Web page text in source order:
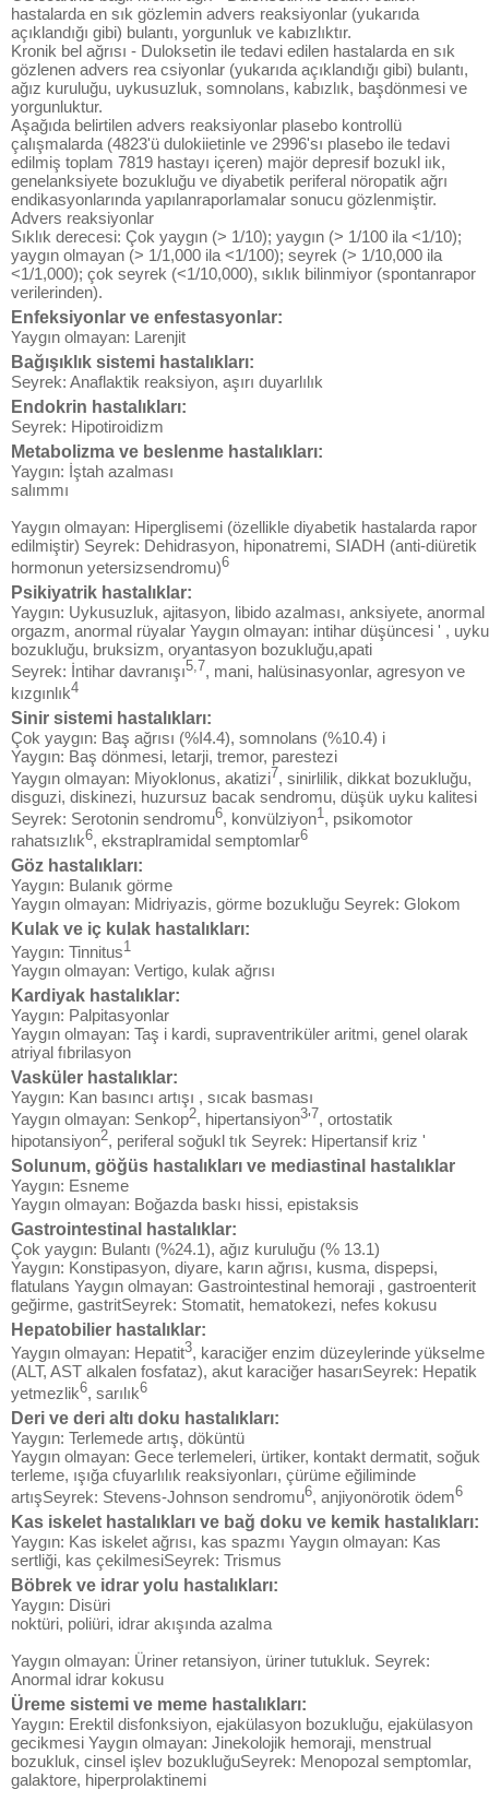
hastalarda en sık gözlemin advers reaksiyonlar (yukarıda
açıklandığı gibi) bulantı, yorgunluk ve kabızlıktır.
Kronik bel ağrısı - Duloksetin ile tedavi edilen hastalarda en sık
gözlenen advers rea csiyonlar (yukarıda açıklandığı gibi) bulantı,
ağız kuruluğu, uykusuzluk, somnolans, kabızlık, başdönmesi ve
yorgunluktur.
Aşağıda belirtilen advers reaksiyonlar plasebo kontrollü
çalışmalarda (4823'ü dulokiietinle ve 2996'sı plasebo ile tedavi
edilmiş toplam 7819 hastayı içeren) majör depresif bozukl iık,
genelanksiyete bozukluğu ve diyabetik periferal nöropatik ağrı
endikasyonlarında yapılanraporlamalar sonucu gözlenmiştir.
Advers reaksiyonlar
Sıklık derecesi: Çok yaygın (> 1/10); yaygın (> 1/100 ila <1/10);
yaygın olmayan (> 1/1,000 ila <1/100); seyrek (> 1/10,000 ila
<1/1,000); çok seyrek (<1/10,000), sıklık bilinmiyor (spontanrapor
verilerinden).
Enfeksiyonlar ve enfestasyonlar:
Yaygın olmayan: Larenjit
Bağışıklık sistemi hastalıkları:
Seyrek: Anaflaktik reaksiyon, aşırı duyarlılık
Endokrin hastalıkları:
Seyrek: Hipotiroidizm
Metabolizma ve beslenme hastalıkları:
Yaygın: İştah azalması
salımmı
Yaygın olmayan: Hiperglisemi (özellikle diyabetik hastalarda rapor
edilmiştir) Seyrek: Dehidrasyon, hiponatremi, SIADH (anti-diüretik
hormonun yetersizsendromu)6
Psikiyatrik hastalıklar:
Yaygın: Uykusuzluk, ajitasyon, libido azalması, anksiyete, anormal
orgazm, anormal rüyalar Yaygın olmayan: intihar düşüncesi ' , uyku
bozukluğu, bruksizm, oryantasyon bozukluğu,apati
Seyrek: İntihar davranışı5,7, mani, halüsinasyonlar, agresyon ve
kızgınlık4
Sinir sistemi hastalıkları:
Çok yaygın: Baş ağrısı (%I4.4), somnolans (%10.4) i
Yaygın: Baş dönmesi, letarji, tremor, parestezi
Yaygın olmayan: Miyoklonus, akatizi7, sinirlilik, dikkat bozukluğu,
disguzi, diskinezi, huzursuz bacak sendromu, düşük uyku kalitesi
Seyrek: Serotonin sendromu6, konvülziyon1, psikomotor
rahatsızlık6, ekstraplramidal semptomlar6
Göz hastalıkları:
Yaygın: Bulanık görme
Yaygın olmayan: Midriyazis, görme bozukluğu Seyrek: Glokom
Kulak ve iç kulak hastalıkları:
Yaygın: Tinnitus1
Yaygın olmayan: Vertigo, kulak ağrısı
Kardiyak hastalıklar:
Yaygın: Palpitasyonlar
Yaygın olmayan: Taş i kardi, supraventriküler aritmi, genel olarak
atriyal fıbrilasyon
Vasküler hastalıklar:
Yaygın: Kan basıncı artışı , sıcak basması
Yaygın olmayan: Senkop2, hipertansiyon3' 7, ortostatik
hipotansiyon2, periferal soğukl tık Seyrek: Hipertansif kriz '
Solunum, göğüs hastalıkları ve mediastinal hastalıklar
Yaygın: Esneme
Yaygın olmayan: Boğazda baskı hissi, epistaksis
Gastrointestinal hastalıklar:
Çok yaygın: Bulantı (%24.1), ağız kuruluğu (% 13.1)
Yaygın: Konstipasyon, diyare, karın ağrısı, kusma, dispepsi,
flatulans Yaygın olmayan: Gastrointestinal hemoraji , gastroenterit
geğirme, gastritSeyrek: Stomatit, hematokezi, nefes kokusu
Hepatobilier hastalıklar:
Yaygın olmayan: Hepatit3, karaciğer enzim düzeylerinde yükselme
(ALT, AST alkalen fosfataz), akut karaciğer hasarıSeyrek: Hepatik
yetmezlik6, sarılık6
Deri ve deri altı doku hastalıkları:
Yaygın: Terlemede artış, döküntü
Yaygın olmayan: Gece terlemeleri, ürtiker, kontakt dermatit, soğuk
terleme, ışığa cfuyarlılık reaksiyonları, çürüme eğiliminde
artışSeyrek: Stevens-Johnson sendromu6, anjiyonörotik ödem6
Kas iskelet hastalıkları ve bağ doku ve kemik hastalıkları:
Yaygın: Kas iskelet ağrısı, kas spazmı Yaygın olmayan: Kas
sertliği, kas çekilmesiSeyrek: Trismus
Böbrek ve idrar yolu hastalıkları:
Yaygın: Disüri
noktüri, poliüri, idrar akışında azalma
Yaygın olmayan: Üriner retansiyon, üriner tutukluk. Seyrek:
Anormal idrar kokusu
Üreme sistemi ve meme hastalıkları:
Yaygın: Erektil disfonksiyon, ejakülasyon bozukluğu, ejakülasyon
gecikmesi Yaygın olmayan: Jinekolojik hemoraji, menstrual
bozukluk, cinsel işlev bozukluğuSeyrek: Menopozal semptomlar,
galaktore, hiperprolaktinemi